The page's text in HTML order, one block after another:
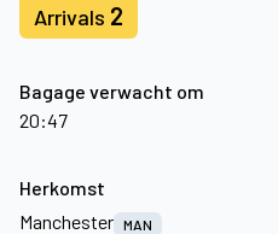
Arrivals 2
Bagage verwacht om
20:47
Herkomst
Manchester MAN